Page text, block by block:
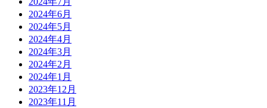
2024年6月
2024年5月
2024年4月
2024年3月
2024年2月
2024年1月
2023年12月
2023年11月